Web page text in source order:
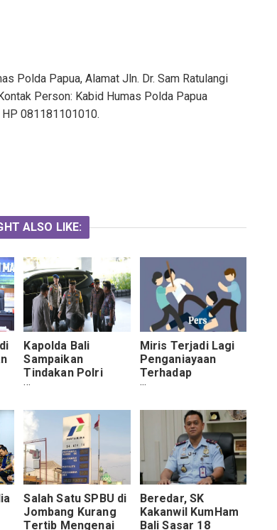
Polda Papua, Alamat Jln. Dr. Sam Ratulangi
Person: Kabid Humas Polda Papua
HP 081181101010.
ALSO LIKE:
Kapolda Bali
Sampaikan
Tindakan Polri
Pada High Level
TP2DD Pemerintah
Provinsi Bali
Miris Terjadi Lagi
Penganiayaan
Terhadap
Wartawan Kali Ini Di
Salah Satu SPBU di
Jombang Kurang
Tertib Mengenai
Beredar, SK
Kakanwil KumHam
Bali Sasar 18